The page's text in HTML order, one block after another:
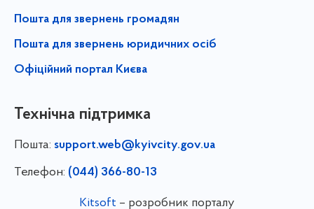
Пошта для звернень громадян
Пошта для звернень юридичних осіб
Офіційний портал Києва
Технічна підтримка
Пошта: support.web@kyivcity.gov.ua
Телефон: (044) 366-80-13
Kitsoft – розробник порталу